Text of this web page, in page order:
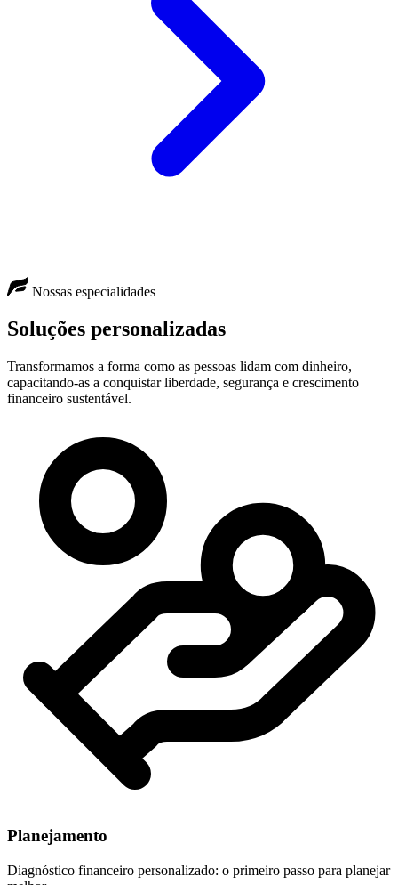
Nossas especialidades
Soluções personalizadas
Transformamos a forma como as pessoas lidam com dinheiro,
capacitando-as a conquistar liberdade, segurança e crescimento
financeiro sustentável.
Planejamento
Diagnóstico financeiro personalizado: o primeiro passo para planejar